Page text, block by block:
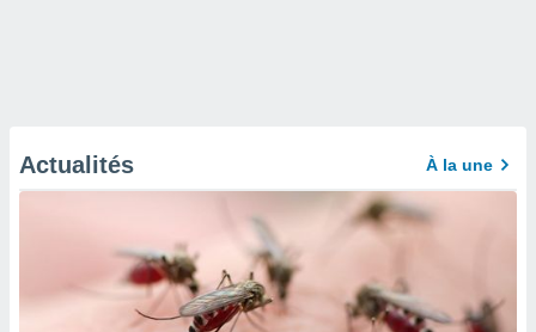
Actualités À la une